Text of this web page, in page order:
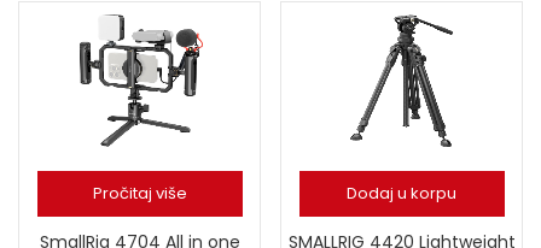
Pročitaj više
SmallRig 4704 All in one
Dodaj u korpu
SMALLRIG 4420 Lightweight